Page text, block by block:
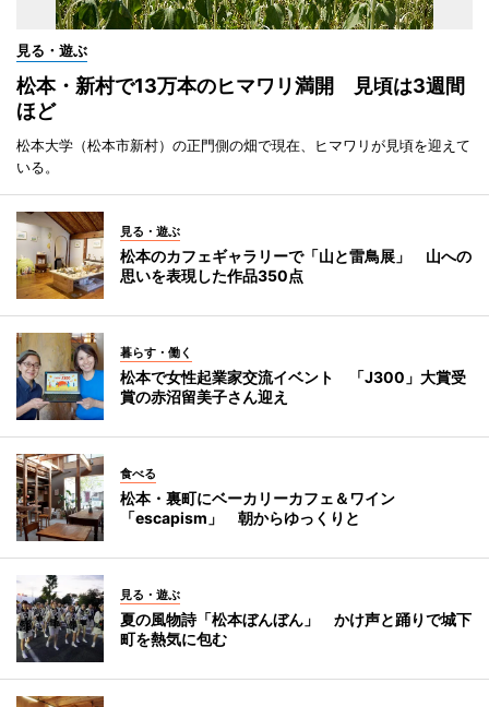
見る・遊ぶ
松本・新村で13万本のヒマワリ満開 見頃は3週間
ほど
松本大学（松本市新村）の正門側の畑で現在、ヒマワリが見頃を迎えて
いる。
見る・遊ぶ
松本のカフェギャラリーで「山と雷鳥展」 山への
思いを表現した作品350点
暮らす・働く
松本で女性起業家交流イベント 「J300」大賞受
賞の赤沼留美子さん迎え
食べる
松本・裏町にベーカリーカフェ＆ワイン
「escapism」 朝からゆっくりと
見る・遊ぶ
夏の風物詩「松本ぼんぼん」 かけ声と踊りで城下
町を熱気に包む